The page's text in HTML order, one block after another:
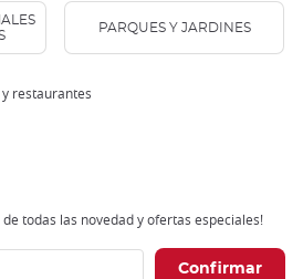
PARQUES Y JARDINES
restaurantes
todas las novedad y ofertas especiales!